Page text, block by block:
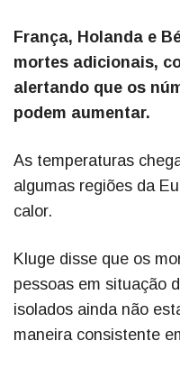
França, Holanda e
mortes adicionais,
alertando que os
podem aumentar.
As temperaturas
algumas regiões da
calor.
Kluge disse que os
pessoas em situação
isolados ainda não
maneira consistente